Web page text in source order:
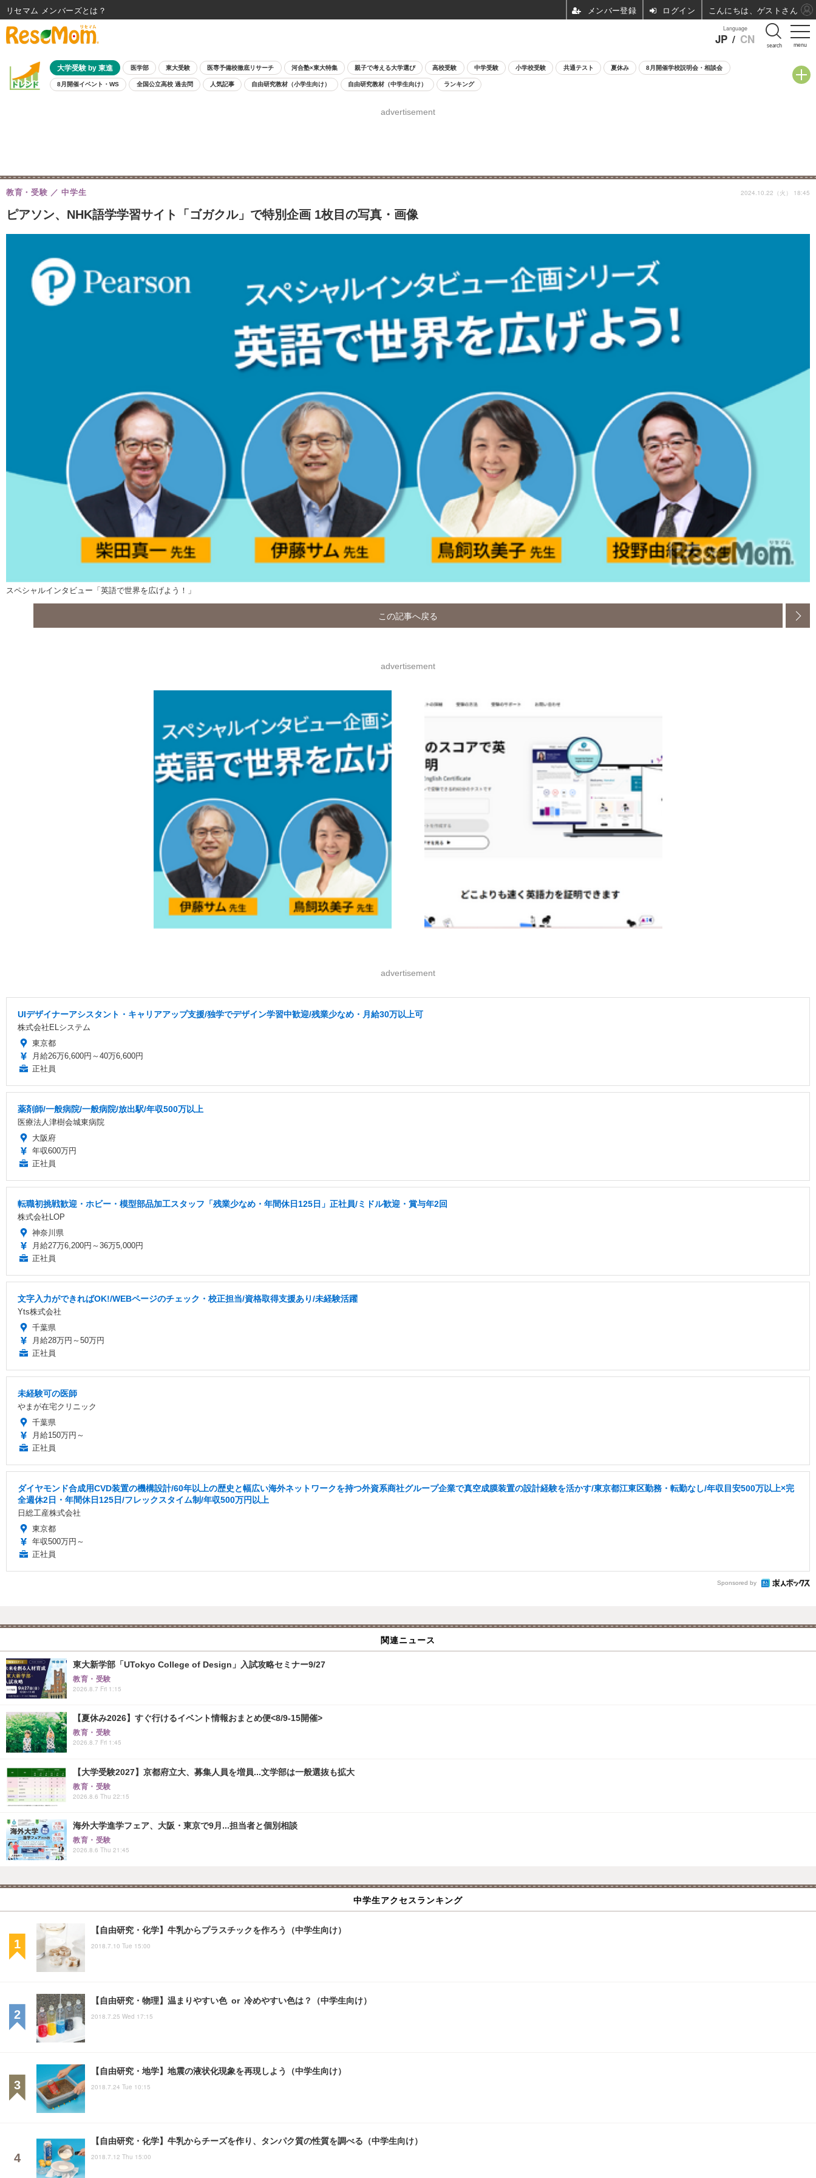
menu
Language
JP / CN search
大学受験 by 東進 医学部 東大受験 医専予備校徹底リサーチ 河合塾×東大特集 親子で考える大学選び 高校受験 中学受験 小学校受験 共通テスト 夏休み 8月開催学校説明会・相談会
8月開催イベント・WS 全国公立高校 過去問 人気記事 自由研究教材（小学生向け） 自由研究教材（中学生向け） ランキング
advertisement
ピアソン、NHK語学学習サイト「ゴガクル」で特別企画 1枚目の写真・画像
教育・受験 中学生 2024.10.22（火） 18:45
スペシャルインタビュー「英語で世界を広げよう！」
この記事へ戻る
advertisement
advertisement
UIデザイナーアシスタント・キャリアアップ支援/独学でデザイン学習中歓迎/残業少なめ・月給30万以上可
株式会社ELシステム
東京都
月給26万6,600円～40万6,600円
正社員
薬剤師/一般病院/一般病院/放出駅/年収500万以上
医療法人津樹会城東病院
大阪府
年収600万円
正社員
転職初挑戦歓迎・ホビー・模型部品加工スタッフ「残業少なめ・年間休日125日」正社員/ミドル歓迎・賞与年2回
株式会社LOP
神奈川県
月給27万6,200円～36万5,000円
正社員
文字入力ができればOK!/WEBページのチェック・校正担当/資格取得支援あり/未経験活躍
Yts株式会社
千葉県
月給28万円～50万円
正社員
未経験可の医師
やまが在宅クリニック
千葉県
月給150万円～
正社員
ダイヤモンド合成用CVD装置の機構設計/60年以上の歴史と幅広い海外ネットワークを持つ外資系商社グループ企業で真空成膜装置の設計経験を活かす/東京都江東区勤務・転勤なし/年収目安500万以上×完
全週休2日・年間休日125日/フレックスタイム制/年収500万円以上
日総工産株式会社
東京都
年収500万円～
正社員
Sponsored by
関連ニュース
東大新学部「UTokyo College of Design」入試攻略セミナー9/27
教育・受験
2026.8.7 Fri 1:15
【夏休み2026】すぐ行けるイベント情報おまとめ便<8/9-15開催>
教育・受験
2026.8.7 Fri 1:45
【大学受験2027】京都府立大、募集人員を増員...文学部は一般選抜も拡大
教育・受験
2026.8.6 Thu 22:15
海外大学進学フェア、大阪・東京で9月...担当者と個別相談
教育・受験
2026.8.6 Thu 21:45
中学生アクセスランキング
【自由研究・化学】牛乳からプラスチックを作ろう（中学生向け）
2018.7.10 Tue 15:00
【自由研究・物理】温まりやすい色 or 冷めやすい色は？（中学生向け）
2018.7.25 Wed 17:15
【自由研究・地学】地震の液状化現象を再現しよう（中学生向け）
2018.7.24 Tue 10:15
【自由研究・化学】牛乳からチーズを作り、タンパク質の性質を調べる（中学生向け）
2018.7.12 Thu 15:00
リセマム メンバーズ ログイン こんにちは、ゲストさん